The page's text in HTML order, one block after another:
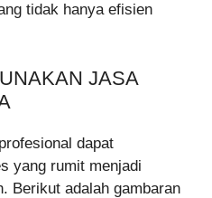
tidak hanya efisien
JASA
dapat
yang rumit menjadi
Berikut adalah gambaran